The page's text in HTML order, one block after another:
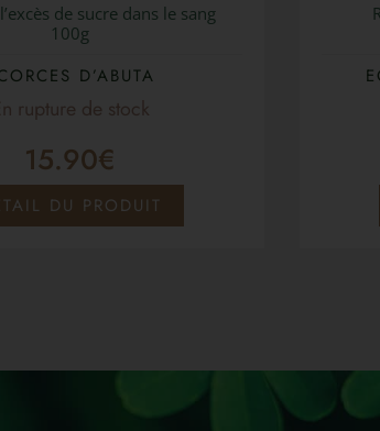
de sucre dans le sang
100g
D’ABUTA
15.90€
DU PRODUIT